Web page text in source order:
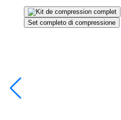
Set completo di compressione